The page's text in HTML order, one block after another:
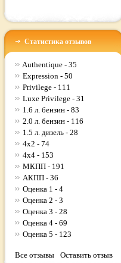
Статистика отзывов
Authentique - 35
Expression - 50
Privilege - 111
Luxe Privilege - 31
1.6 л. бензин - 83
2.0 л. бензин - 116
1.5 л. дизель - 28
4x2 - 74
4x4 - 153
МКПП - 191
АКПП - 36
Оценка 1 - 4
Оценка 2 - 3
Оценка 3 - 28
Оценка 4 - 69
Оценка 5 - 123
Все отзывы Оставить отзыв